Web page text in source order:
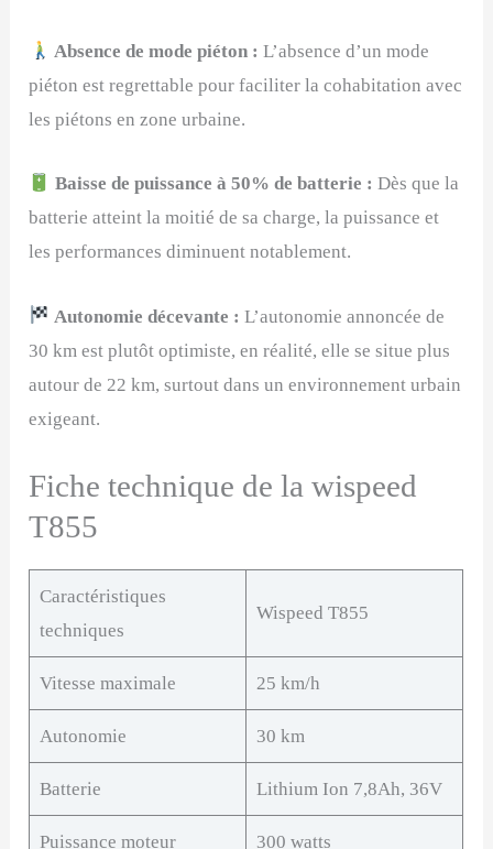
Absence de mode piéton : L’absence d’un mode
piéton est regrettable pour faciliter la cohabitation avec
les piétons en zone urbaine.
Baisse de puissance à 50% de batterie : Dès que la
batterie atteint la moitié de sa charge, la puissance et
les performances diminuent notablement.
Autonomie décevante : L’autonomie annoncée de
30 km est plutôt optimiste, en réalité, elle se situe plus
autour de 22 km, surtout dans un environnement urbain
exigeant.
Fiche technique de la wispeed
T855
Caractéristiques
techniques
Wispeed T855
Vitesse maximale 25 km/h
Autonomie 30 km
Batterie Lithium Ion 7,8Ah, 36V
Puissance moteur 300 watts